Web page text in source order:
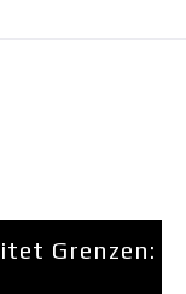
Grenzen: